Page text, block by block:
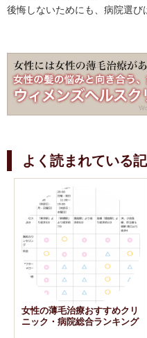
後悔しないためにも、病院選び
よく読まれている
女性の薄毛治療おすすめクリ
ニック・病院総合ランキング